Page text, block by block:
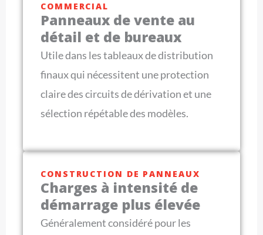
COMMERCIAL
Panneaux de vente au
détail et de bureaux
Utile dans les tableaux de distribution
finaux qui nécessitent une protection
claire des circuits de dérivation et une
sélection répétable des modèles.
CONSTRUCTION DE PANNEAUX
Charges à intensité de
démarrage plus élevée
Généralement considéré pour les